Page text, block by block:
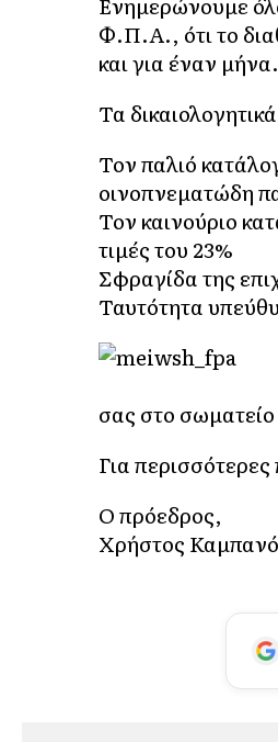
Φ.Π.Α., ότι το
και για έναν μήνα.
Τα
Τον παλιό
οινοπνεματώδη
Τον καινούριο
τιμές του 23%
Σφραγίδα της
Ταυτότητα
σας στο
Για
Ο πρόεδρος,
Χρήστος